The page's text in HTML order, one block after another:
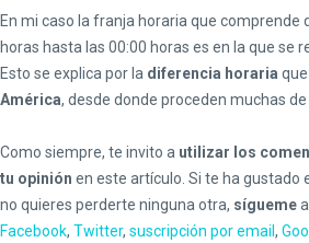
En mi caso la franja horaria que comprende
horas hasta las 00:00 horas es en la que se
Esto se explica por la diferencia horaria
América, desde donde proceden muchas de
Como siempre, te invito a utilizar los
tu opinión en este artículo. Si te ha gustado
no quieres perderte ninguna otra, sígueme
Facebook, Twitter, suscripción por email ,